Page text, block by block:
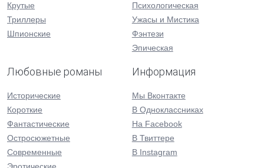
Крутые
Триллеры
Шпионские
Психологическая
Ужасы и Мистика
Фэнтези
Эпическая
Любовные романы
Исторические
Короткие
Фантастические
Остросюжетные
Современные
Информация
Мы Вконтакте
В Одноклассниках
На Facebook
В Твиттере
В Instagram